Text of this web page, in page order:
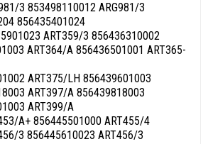
3 853498110012 ARG981/3
856435401024
ART359/3 856436310002
ART364/A 856436501001 ART365-
ART375/LH 856439601003
ART397/A 856439818003
ART399/A
A+ 856445501000 ART455/4
3 856445610023 ART456/3